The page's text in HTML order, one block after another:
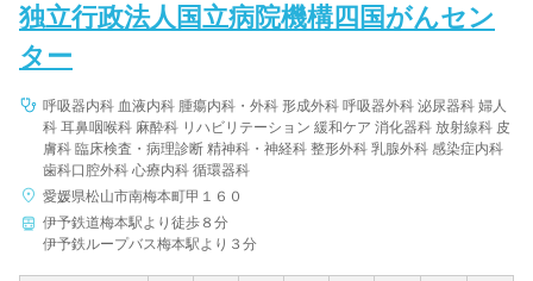
独立行政法人国立病院機構四国がんセン
ター
呼吸器内科 血液内科 腫瘍内科・外科 形成外科 呼吸器外科 泌尿器科 婦人
科 耳鼻咽喉科 麻酔科 リハビリテーション 緩和ケア 消化器科 放射線科 皮
膚科 臨床検査・病理診断 精神科・神経科 整形外科 乳腺外科 感染症内科
歯科口腔外科 心療内科 循環器科
愛媛県松山市南梅本町甲１６０
伊予鉄道梅本駅より徒歩８分
伊予鉄ループバス梅本駅より３分